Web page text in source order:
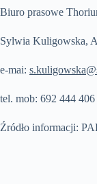
Biuro prasowe
Sylwia Kuligowska,
e-mai:
tel. mob: 692 444 406
Źródło informacji: